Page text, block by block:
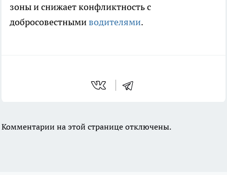
зоны и снижает конфликтность с
добросовестнымиводителями.
Комментарии на этой странице отключены.